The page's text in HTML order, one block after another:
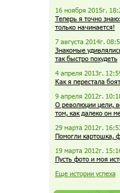
16 ноября 2015г.
Теперь я точно
только начинается!
7 августа 2014г.
Знакомые
так быстро похудеть
4 апреля 2013г.
Как я перестала
9 апреля 2012г.
О революции цели,
том, как далеко он
29 марта 2012г.
Помогли картошка,
19 марта 2012г.
Пусть фото и моя
Еще истории успеха